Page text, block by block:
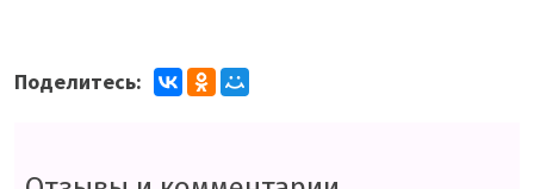
Поделитесь: